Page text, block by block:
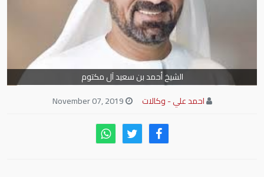
الشيخ أحمد بن سعيد آل مكتوم
احمد علي - وكالات